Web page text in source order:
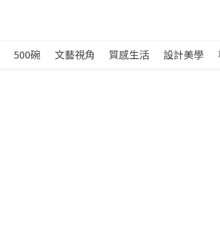
500碗 文藝視角 質感生活 設計美學